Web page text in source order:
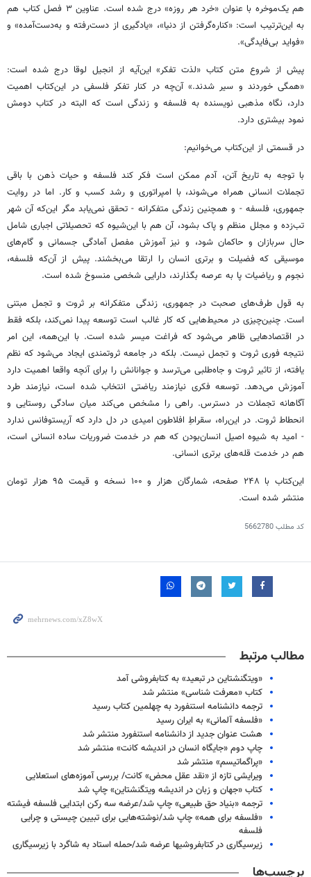
هم یک‌موخره با عنوان «خرد هر روزه» درج شده است. عناوین ۳ فصل کتاب هم
به این‌ترتیب است: «کناره‌گرفتن از دنیا»، «یادگیری از دست‌رفته و به‌دست‌آمده» و
«فواید بی‌فایدگی».
پیش از شروع متن کتاب «لذت تفکر» این‌آیه از انجیل لوقا درج شده است:
«همگی خوردند و سیر شدند.» آن‌چه در کنار تفکر فلسفی در این‌کتاب اهمیت
دارد، نگاه مذهبی نویسنده به فلسفه و زندگی است که البته در کتاب دومش
نمود بیشتری دارد.
در قسمتی از این‌کتاب می‌خوانیم:
با توجه به تاریخ آتن، آدم ممکن است فکر کند فلسفه و حیات ذهن با باقی
تجملات انسانی همراه می‌شوند، با امپراتوری و رشد کسب و کار. اما در روایت
جمهوری، فلسفه - و همچنین زندگی متفکرانه - تحقق نمی‌یابد مگر این‌که آن شهر
تب‌زده و مجلل منظم و پاک بشود، آن هم با این‌شیوه که تحصیلاتی اجباری شامل
حال سربازان و حاکمان شود، و نیز آموزش مفصل آمادگی جسمانی و گام‌های
موسیقی که فضیلت و برتری انسان را ارتقا می‌بخشند. پیش از آن‌که فلسفه،
نجوم و ریاضیات پا به عرصه بگذارند، دارایی شخصی منسوخ شده است.
به قول طرف‌های صحبت در جمهوری،‌ زندگی متفکرانه بر ثروت و تجمل مبتنی
است. چنین‌چیزی در محیط‌هایی که کار غالب است توسعه پیدا نمی‌کند، بلکه فقط
در اقتصادهایی ظاهر می‌شود که فراغت میسر شده است. با این‌همه، این امر
نتیجه فوری ثروت و تجمل نیست. بلکه در جامعه ثروتمندی ایجاد می‌شود که نظم
یافته، از تاثیر ثروت و جاه‌طلبی می‌ترسد و جوانانش را برای آنچه واقعا اهمیت دارد
آموزش می‌دهد. توسعه فکری نیازمند ریاضتی انتخاب شده است، نیازمند طرد
آگاهانه تجملات در دسترس. راهی را مشخص می‌کند میان سادگی روستایی و
انحطاط ثروت. در این‌راه، سقراطِ افلاطون امیدی در دل دارد که آریستوفانس ندارد
- امید به شیوه اصیل انسان‌بودن که هم در خدمت ضروریات ساده انسانی است،
هم در خدمت قله‌های برتری انسانی.
این‌کتاب با ۲۴۸ صفحه، شمارگان هزار و ۱۰۰ نسخه و قیمت ۹۵ هزار تومان
منتشر شده است.
کد مطلب5662780
مطالب مرتبط
«ویتگنشتاین در تبعید» به کتابفروشی آمد
کتاب «معرفت شناسی» منتشر شد
ترجمه دانشنامه استنفورد به چهلمین کتاب رسید
«فلسفه آلمانی» به ایران رسید
هشت عنوان جدید از دانشنامه استنفورد منتشر شد
چاپ دوم «جایگاه انسان در اندیشه کانت» منتشر شد
«پراگماتیسم» منتشر شد
ویرایشی تازه از «نقد عقل محض» کانت/ بررسی آموزه‌های استعلایی
کتاب «جهان و زبان در اندیشه ویتگنشتاین» چاپ شد
ترجمه «بنیاد حق طبیعی» چاپ شد/عرضه سه رکن ابتدایی فلسفه فیشته
«فلسفه برای همه» چاپ شد/نوشته‌هایی برای تبیین چیستی و چرایی
فلسفه
زیرسیگاری در کتابفروشیها عرضه شد/حمله استاد به شاگرد با زیرسیگاری
برچسب‌ها